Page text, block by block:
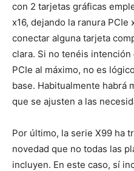
con 2 tarjetas gráficas
x16, dejando la ranura
conectar alguna tarjeta
clara. Si no tenéis
PCIe al máximo, no es
base. Habitualmente habrá
que se ajusten a las
Por último, la serie X99 ha
novedad que no todas las
incluyen. En este caso, sí